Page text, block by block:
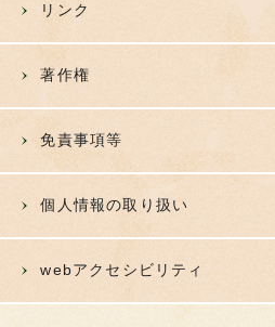
リンク
著作権
免責事項等
個人情報の取り扱い
webアクセシビリティ